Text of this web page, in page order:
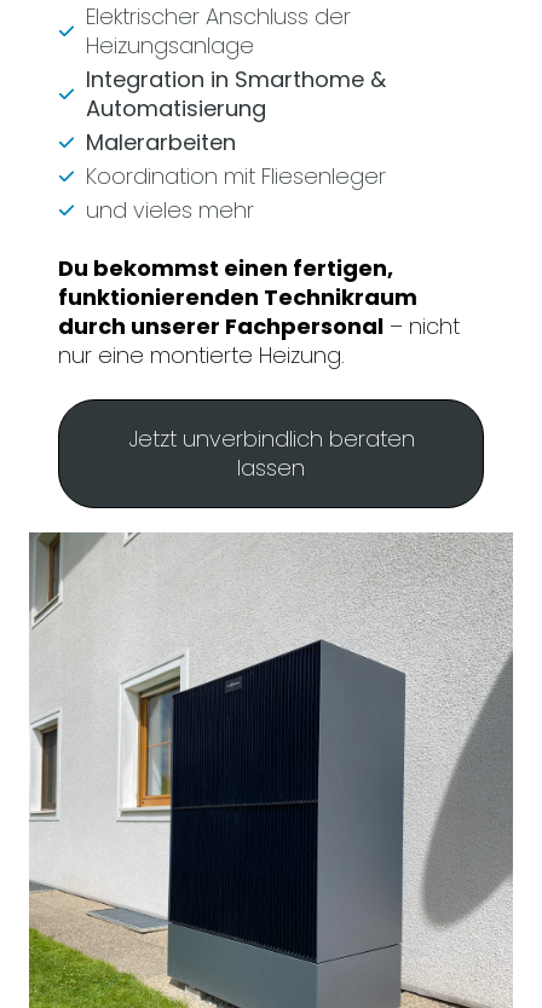
Elektrischer Anschluss der
Heizungsanlage
Integration in Smarthome &
Automatisierung
Malerarbeiten
Koordination mit Fliesenleger
und vieles mehr
Du bekommst einen fertigen,
funktionierenden Technikraum
durch unserer Fachpersonal – nicht
nur eine montierte Heizung.
Jetzt unverbindlich beraten
lassen